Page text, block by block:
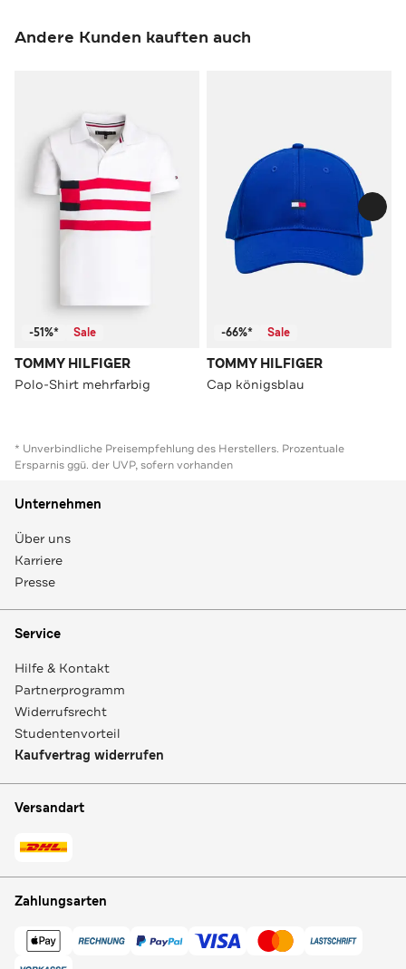
Andere Kunden kauften auch
-51%* Sale
TOMMY HILFIGER
Polo-Shirt mehrfarbig
-66%* Sale
TOMMY HILFIGER
Cap königsblau
* Unverbindliche Preisempfehlung des Herstellers. Prozentuale
Ersparnis ggü. der UVP, sofern vorhanden
Unternehmen
Über uns
Karriere
Presse
Service
Hilfe & Kontakt
Partnerprogramm
Widerrufsrecht
Studentenvorteil
Kaufvertrag widerrufen
Versandart
Zahlungsarten